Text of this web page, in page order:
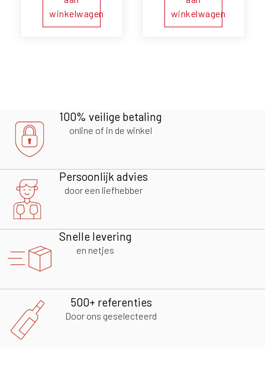
winkelwagen
winkelwagen
100% veilige betaling
online of in de winkel
Persoonlijk advies
door een liefhebber
Snelle levering
en netjes
500+ referenties
Door ons geselecteerd